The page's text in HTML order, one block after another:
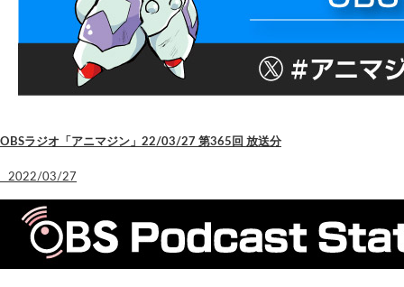
OBSラジオ「アニマジン」22/03/27 第365回 放送分
2022/03/27